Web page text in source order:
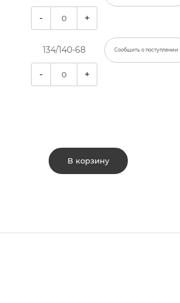
- +
134/140-68 Сообщить о поступлении
- +
В корзину